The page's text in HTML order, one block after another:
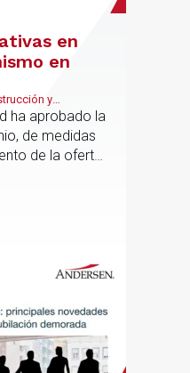
en
en
y
ha aprobado la
de medidas
de la oferta